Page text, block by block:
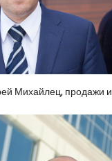
Михайлец, продажи